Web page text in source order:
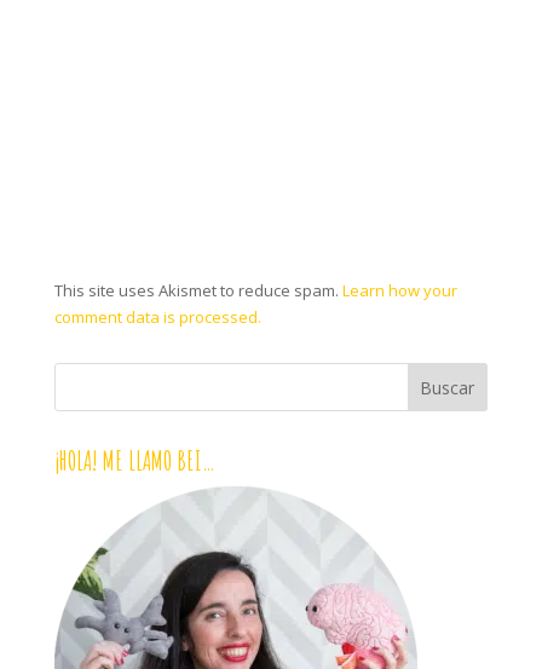
This site uses Akismet to reduce spam. Learn how your
comment data is processed.
¡HOLA! ME LLAMO BEI…